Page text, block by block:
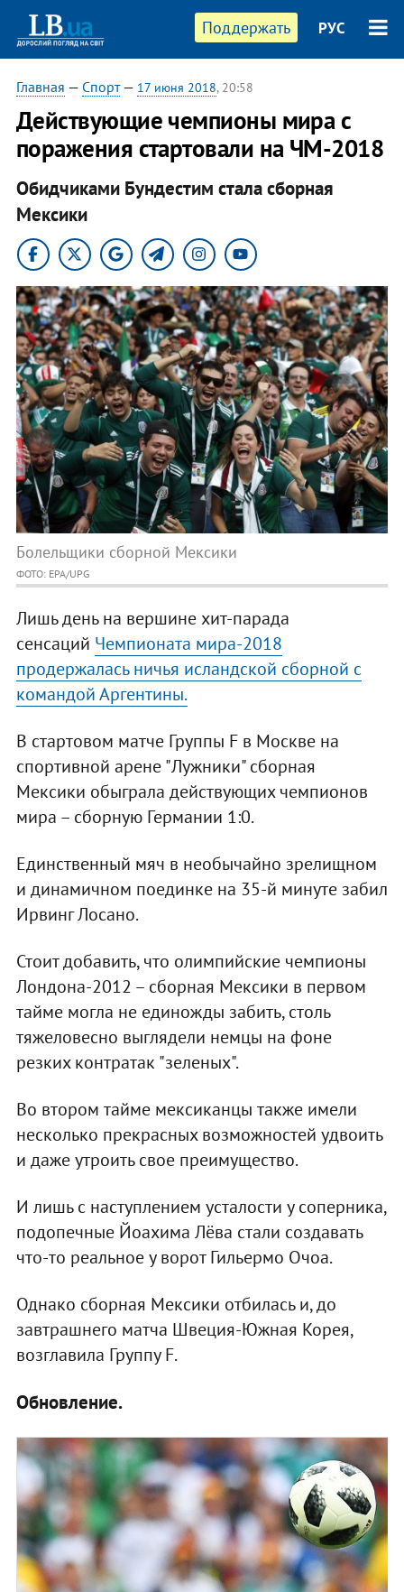
Поддержать РУС
Главная — Спорт— 17 июня 2018, 20:58
Действующие чемпионы мира с
поражения стартовали на ЧМ-2018
Обидчиками Бундестим стала сборная
Мексики
Болельщики сборной Мексики
ФОТО: EPA/UPG
Лишь день на вершине хит-парада
сенсаций Чемпионата мира-2018
продержалась ничья исландской сборной с
командой Аргентины.
В стартовом матче Группы F в Москве на
спортивной арене "Лужники" сборная
Мексики обыграла действующих чемпионов
мира – сборную Германии 1:0.
Единственный мяч в необычайно зрелищном
и динамичном поединке на 35-й минуте забил
Ирвинг Лосано.
Стоит добавить, что олимпийские чемпионы
Лондона-2012 – сборная Мексики в первом
тайме могла не единожды забить, столь
тяжеловесно выглядели немцы на фоне
резких контратак "зеленых".
Во втором тайме мексиканцы также имели
несколько прекрасных возможностей удвоить
и даже утроить свое преимущество.
И лишь с наступлением усталости у соперника,
подопечные Йоахима Лёва стали создавать
что-то реальное у ворот Гильермо Очоа.
Однако сборная Мексики отбилась и, до
завтрашнего матча Швеция-Южная Корея,
возглавила Группу F.
Обновление.